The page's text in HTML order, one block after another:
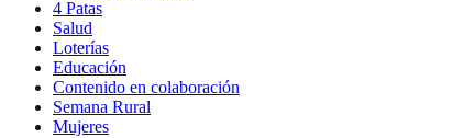
4 Patas
Salud
Loterías
Educación
Contenido en colaboración
Semana Rural
Mujeres